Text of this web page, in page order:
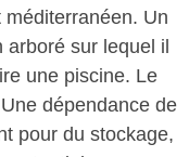
Un
sur lequel il
une piscine. Le
dépendance de
pour du stockage,